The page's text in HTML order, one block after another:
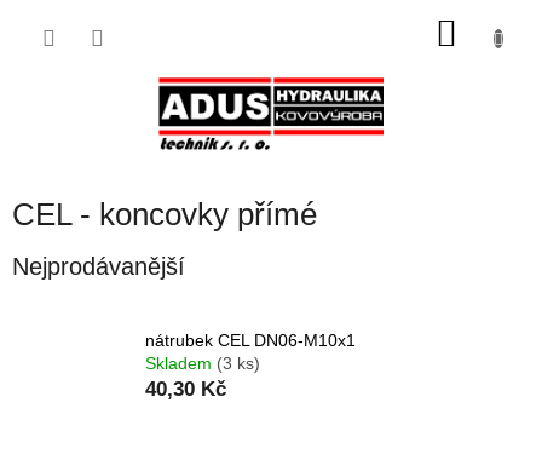
CEL - koncovky přímé
Nejprodávanější
nátrubek CEL DN06-M10x1
Skladem (3 ks)
40,30 Kč